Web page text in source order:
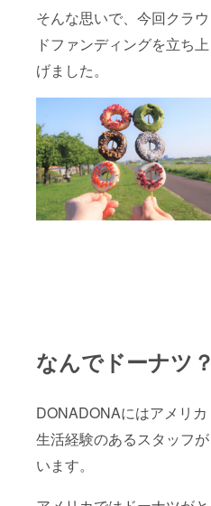
そんな思いで、今回クラウ
ドファンディングを立ち上
げました。
なんでドーナツ？
DONADONAにはアメリカ
生活経験のあるスタッフが
います。